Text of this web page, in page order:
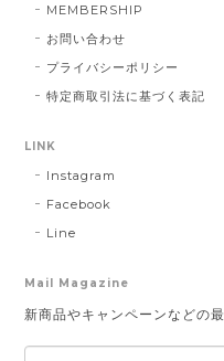
MEMBERSHIP
お問い合わせ
プライバシーポリシー
特定商取引法に基づく表記
LINK
Instagram
Facebook
Line
Mail Magazine
新商品やキャンペーンなどの